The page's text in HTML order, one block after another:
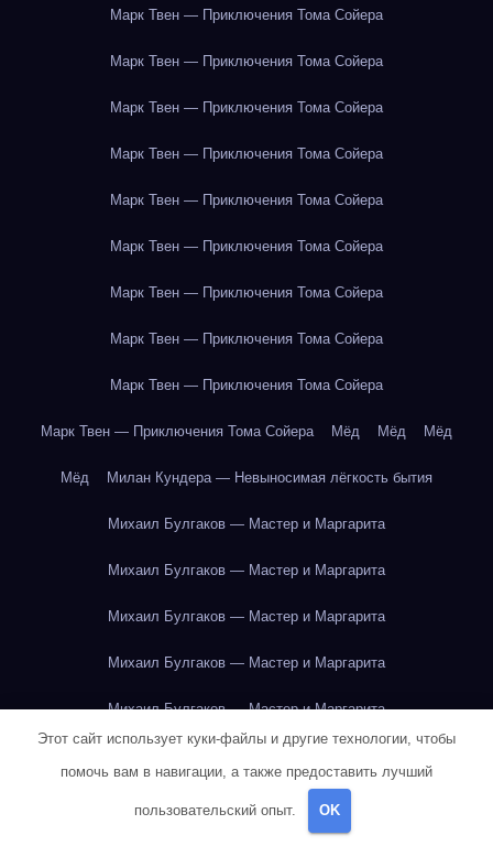
Марк Твен — Приключения Тома Сойера
Марк Твен — Приключения Тома Сойера
Марк Твен — Приключения Тома Сойера
Марк Твен — Приключения Тома Сойера
Марк Твен — Приключения Тома Сойера
Марк Твен — Приключения Тома Сойера
Марк Твен — Приключения Тома Сойера
Марк Твен — Приключения Тома Сойера
Марк Твен — Приключения Тома Сойера
Марк Твен — Приключения Тома Сойера Мёд Мёд Мёд
Мёд Милан Кундера — Невыносимая лёгкость бытия
Михаил Булгаков — Мастер и Маргарита
Михаил Булгаков — Мастер и Маргарита
Михаил Булгаков — Мастер и Маргарита
Михаил Булгаков — Мастер и Маргарита
Михаил Булгаков — Мастер и Маргарита
Михаил Булгаков — Мастер и Маргарита
Этот сайт использует куки-файлы и другие технологии, чтобы
помочь вам в навигации, а также предоставить лучший
пользовательский опыт. OK